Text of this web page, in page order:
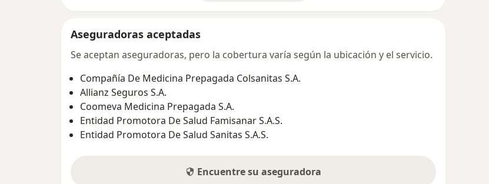
Aseguradoras aceptadas
Se aceptan aseguradoras, pero la cobertura varía según la ubicación y el servicio.
Compañía De Medicina Prepagada Colsanitas S.A.
Allianz Seguros S.A.
Coomeva Medicina Prepagada S.A.
Entidad Promotora De Salud Famisanar S.A.S.
Entidad Promotora De Salud Sanitas S.A.S.
Encuentre su aseguradora